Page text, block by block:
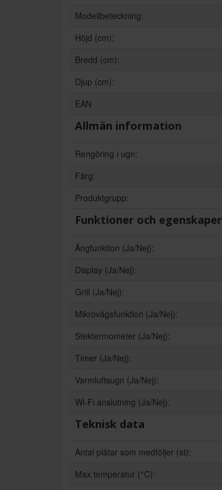
Modellbeteckning:
Höjd (cm):
Bredd (cm):
Djup (cm):
EAN
Allmän information
Rengöring i ugn:
Färg:
Produktgrupp:
Funktioner och egenskaper
Ångfunktion (Ja/Nej):
Display (Ja/Nej):
Grill (Ja/Nej):
Mikrovågsfunktion (Ja/Nej):
Stektermometer (Ja/Nej):
Timer (Ja/Nej):
Varmluftsugn (Ja/Nej):
Wi-Fi anslutning (Ja/Nej):
Teknisk data
Antal plåtar som medföljer (st):
Max temperatur (°C):